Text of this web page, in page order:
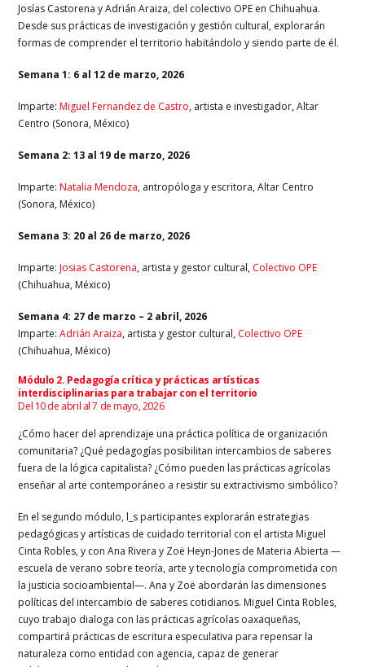
Josías Castorena y Adrián Araiza, del colectivo OPE en Chihuahua.
Desde sus prácticas de investigación y gestión cultural, explorarán
formas de comprender el territorio habitándolo y siendo parte de él.
Semana 1: 6 al 12 de marzo, 2026
Imparte:Miguel Fernandez de Castro, artista e investigador, Altar
Centro (Sonora, México)
Semana 2: 13 al 19 de marzo, 2026
Imparte:Natalia Mendoza, antropóloga y escritora, Altar Centro
(Sonora, México)
Semana 3: 20 al 26 de marzo, 2026
Imparte:Josias Castorena, artista y gestor cultural, Colectivo OPE
(Chihuahua, México)
Semana 4: 27 de marzo – 2 abril, 2026
Imparte:Adrián Araiza, artista y gestor cultural, Colectivo OPE
(Chihuahua, México)
Módulo 2. Pedagogía crítica y prácticas artísticas
interdisciplinarias para trabajar con el territorio
Del 10 de abril al 7 de mayo, 2026
¿Cómo hacer del aprendizaje una práctica política de organización
comunitaria? ¿Qué pedagogías posibilitan intercambios de saberes
fuera de la lógica capitalista? ¿Cómo pueden las prácticas agrícolas
enseñar al arte contemporáneo a resistir su extractivismo simbólico?
En el segundo módulo, l_s participantes explorarán estrategias
pedagógicas y artísticas de cuidado territorial con el artista Miguel
Cinta Robles, y con Ana Rivera y Zoë Heyn-Jones de Materia Abierta —
escuela de verano sobre teoría, arte y tecnología comprometida con
la justicia socioambiental—. Ana y Zoë abordarán las dimensiones
políticas del intercambio de saberes cotidianos. Miguel Cinta Robles,
cuyo trabajo dialoga con las prácticas agrícolas oaxaqueñas,
compartirá prácticas de escritura especulativa para repensar la
naturaleza como entidad con agencia, capaz de generar